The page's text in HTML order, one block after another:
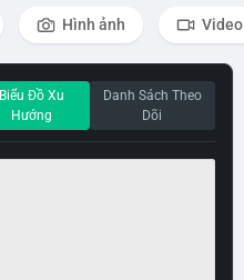
Hình ảnh Video
Biểu Đồ Xu
Hướng
Danh Sách Theo
Dõi